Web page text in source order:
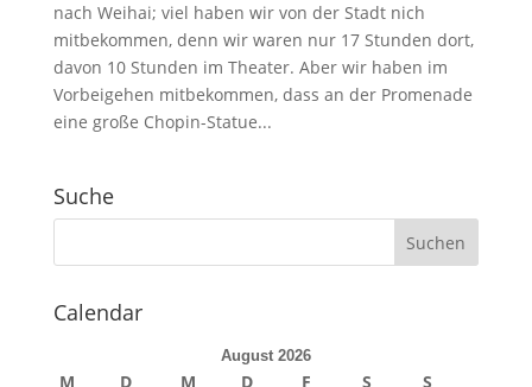
nach Weihai; viel haben wir von der Stadt nich
mitbekommen, denn wir waren nur 17 Stunden dort,
davon 10 Stunden im Theater. Aber wir haben im
Vorbeigehen mitbekommen, dass an der Promenade
eine große Chopin-Statue...
Suche
Calendar
August 2026
M D M D F S
S